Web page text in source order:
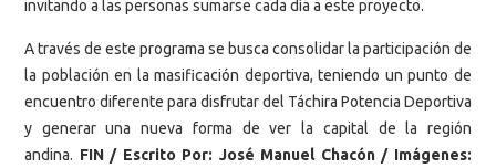
invitando a las personas sumarse cada día a este proyecto.
A través de este programa se busca consolidar la participación de
la población en la masificación deportiva, teniendo un punto de
encuentro diferente para disfrutar del Táchira Potencia Deportiva
y generar una nueva forma de ver la capital de la región
andina. FIN / Escrito Por: José Manuel Chacón / Imágenes: